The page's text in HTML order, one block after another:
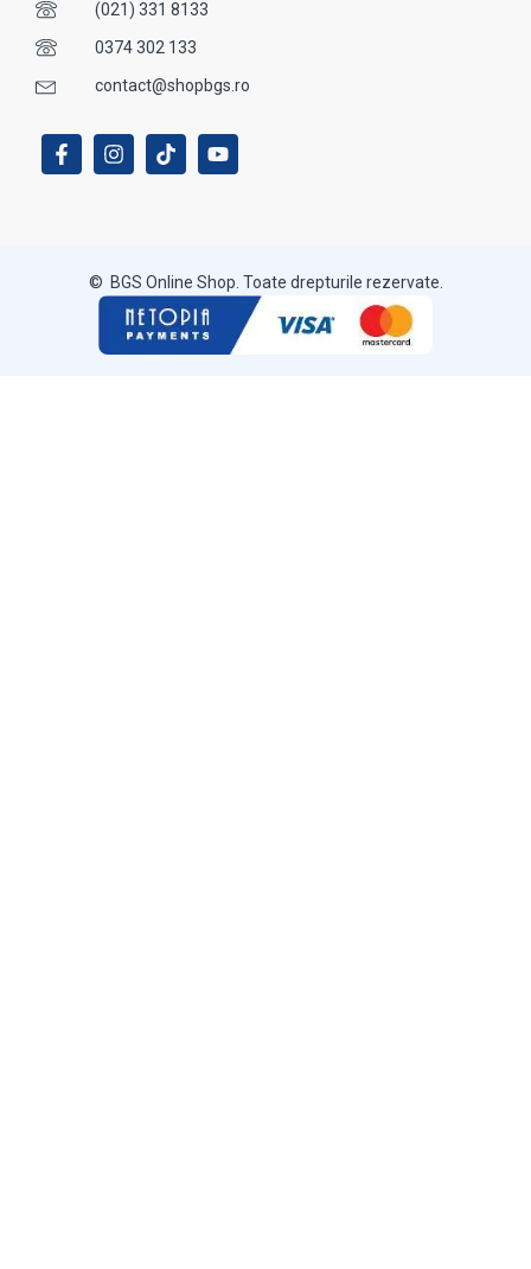
(021) 331 8133
0374 302 133
contact@shopbgs.ro
© BGS Online Shop. Toate drepturile rezervate.